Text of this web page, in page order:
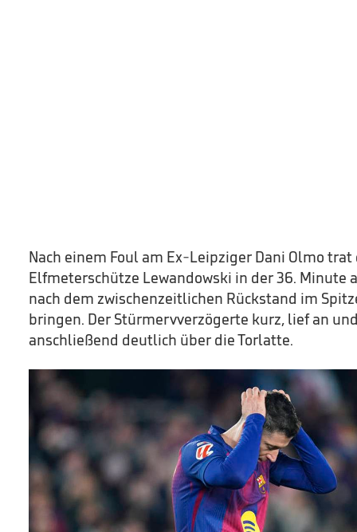
Nach einem Foul am Ex-Leipziger Dani Olmo
Elfmeterschütze Lewandowski in der 36. Minute
nach dem zwischenzeitlichen Rückstand im
bringen. Der Stürmervverzögerte kurz, lief an
anschließend deutlich über die Torlatte.